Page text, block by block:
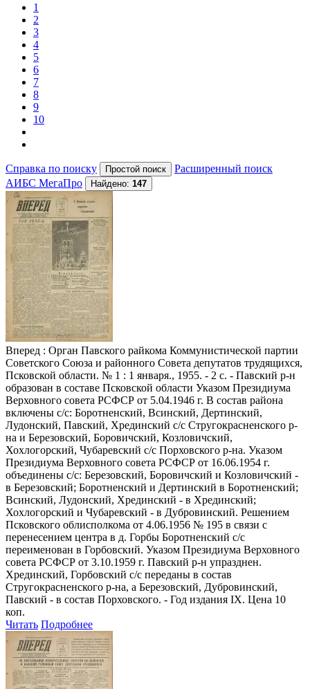
1
2
3
4
5
6
7
8
9
10
Справка по поиску
Расширенный поиск
АИБС МегаПро
Найдено: 147
Вперед : Орган Павского райкома Коммунистической партии
Советского Союза и районного Совета депутатов трудящихся,
Псковской области. № 1 : 1 января., 1955. - 2 с. - Павский р-н
образован в составе Псковской области Указом Президиума
Верховного совета РСФСР от 5.04.1946 г. В состав района
включены с/с: Боротненский, Всинский, Дертинский,
Лудонский, Павский, Хрединский с/с Стругокрасненского р-
на и Березовский, Боровичский, Козловичский,
Хохлогорский, Чубаревский с/с Порховского р-на. Указом
Президиума Верховного совета РСФСР от 16.06.1954 г.
объединены с/с: Березовский, Боровичский и Козловичский -
в Березовский; Боротненский и Дертинский в Боротненский;
Всинский, Лудонский, Хрединский - в Хрединский;
Хохлогорский и Чубаревский - в Дубровинский. Решением
Псковского облисполкома от 4.06.1956 № 195 в связи с
перенесением центра в д. Горбы Боротненский с/с
переименован в Горбовский. Указом Президиума Верховного
совета РСФСР от 3.10.1959 г. Павский р-н упразднен.
Хрединский, Горбовский с/с переданы в состав
Стругокрасненского р-на, а Березовский, Дубровинский,
Павский - в состав Порховского. - Год издания IX. Цена 10
коп.
Читать Подробнее